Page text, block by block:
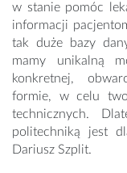
w stanie pomóc
informacji
tak duże bazy
mamy unikalną
konkretnej,
formie, w celu
technicznych.
politechniką jest
Dariusz Szplit.